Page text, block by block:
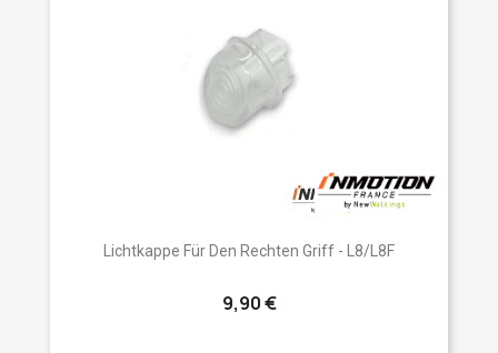
Lichtkappe Für Den Rechten Griff - L8/L8F
9,90 €